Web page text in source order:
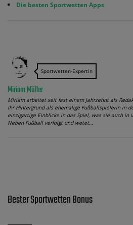
Die besten Sportwetten Apps
Sportwetten-Expertin
Miriam Müller
Miriam arbeitet seit fast einem Jahrzehnt als
Ihr Hintergrund als ehemalige Fußballspielerin in
einzigartige Einblicke in das Spiel, was sie auch
Neben Fußball verfolgt und wetet…
Bester Sportwetten Bonus